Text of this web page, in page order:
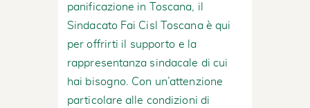
panificazione in Toscana, il
Sindacato Fai Cisl Toscana è qui
per offrirti il supporto e la
rappresentanza sindacale di cui
hai bisogno. Con un’attenzione
particolare alle condizioni di